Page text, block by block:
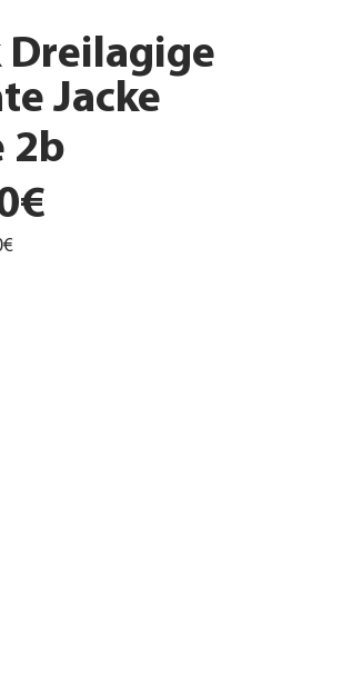
Dreilagige
Jacke
2b